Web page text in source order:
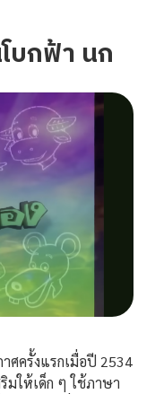
บกฟ้า นก
ครั้งแรกเมื่อปี 2534
มให้เด็ก ๆ ใช้ภาษา